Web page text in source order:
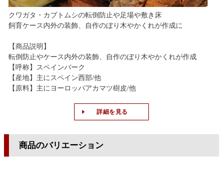
クワガタ・カブトムシの転倒防止や足場や敷き床
飼育ケース内外の装飾、自作のぼり木やかくれが作成に
【商品説明】
転倒防止やケース内外の装飾、自作のぼり木やかくれが作成
【呼称】スペインバーク
【産地】主にスペイン西部/他
【原料】主にヨーロッパアカマツ樹皮/他
詳細を見る
商品のバリエーション